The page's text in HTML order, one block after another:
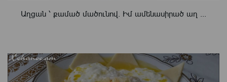
Աղցան ՝ քամած մածունով. Իմ ամենասիրած աղ ...